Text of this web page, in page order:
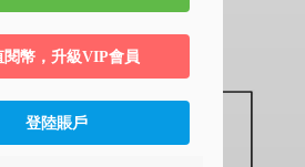
閱幣，升級VIP會員
登陸賬戶